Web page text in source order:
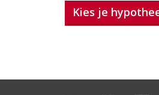
Kies je